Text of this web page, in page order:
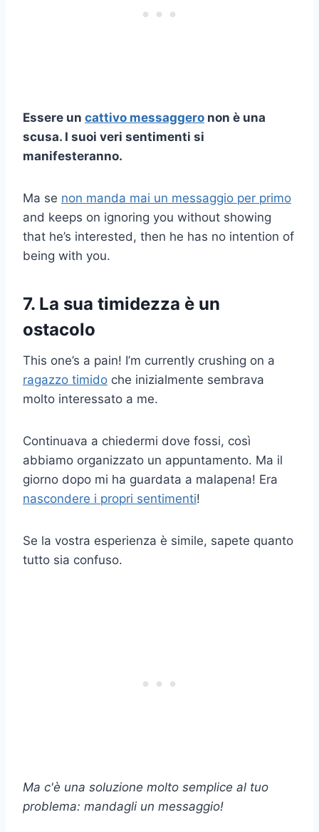
Essere un cattivo messaggero non è una
scusa. I suoi veri sentimenti si
manifesteranno.
Ma se non manda mai un messaggio per primo
and keeps on ignoring you without showing
that he’s interested, then he has no intention of
being with you.
7. La sua timidezza è un
ostacolo
This one’s a pain! I’m currently crushing on a
ragazzo timido che inizialmente sembrava
molto interessato a me.
Continuava a chiedermi dove fossi, così
abbiamo organizzato un appuntamento. Ma il
giorno dopo mi ha guardata a malapena! Era
nascondere i propri sentimenti!
Se la vostra esperienza è simile, sapete quanto
tutto sia confuso.
Ma c'è una soluzione molto semplice al tuo
problema: mandagli un messaggio!